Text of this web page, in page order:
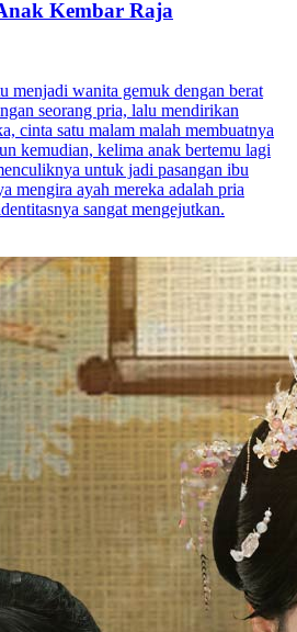
Kembar Raja
menjadi wanita gemuk dengan berat
seorang pria, lalu mendirikan
cinta satu malam malah membuatnya
kemudian, kelima anak bertemu lagi
untuk jadi pasangan ibu
mengira ayah mereka adalah pria
sangat mengejutkan.